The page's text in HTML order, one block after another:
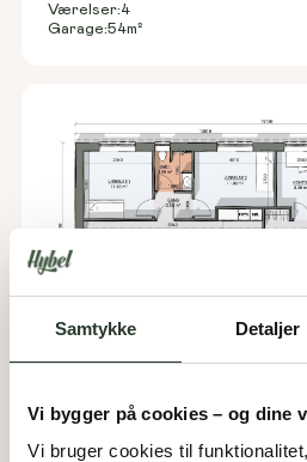
Samtykke Detaljer
Vi bygger på cookies – og dine
Vi bruger cookies til
Værelser:4
Garage:54m²